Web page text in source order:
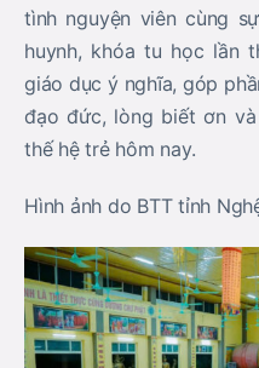
tình nguyện viên cùng
huynh, khóa tu học lần
giáo dục ý nghĩa, góp
đạo đức, lòng biết ơn
thế hệ trẻ hôm nay.
Hình ảnh do BTT tỉnh